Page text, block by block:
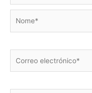
electrónico*